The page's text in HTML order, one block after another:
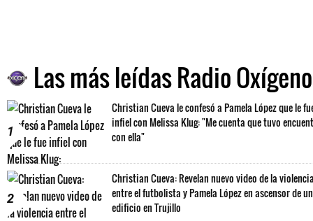
Las más leídas Radio Oxígeno
1
Christian Cueva le confesó a Pamela López que le
infiel con Melissa Klug: "Me cuenta que tuvo
con ella"
2
Christian Cueva: Revelan nuevo video de la
entre el futbolista y Pamela López en ascensor de un
edificio en Trujillo